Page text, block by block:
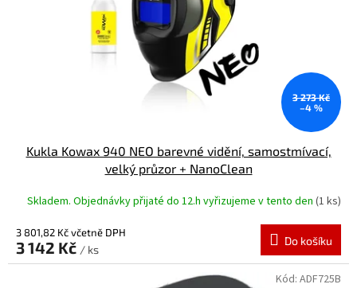
3 273 Kč
–4 %
Kukla Kowax 940 NEO barevné vidění, samostmívací,
velký průzor + NanoClean
Skladem. Objednávky přijaté do 12.h vyřizujeme v tento den (1 ks)
3 801,82 Kč včetně DPH
3 142 Kč / ks
Do košíku
Kód: ADF725B